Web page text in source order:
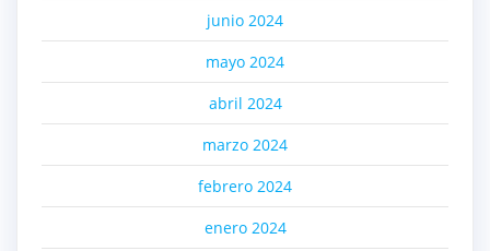
junio 2024
mayo 2024
abril 2024
marzo 2024
febrero 2024
enero 2024